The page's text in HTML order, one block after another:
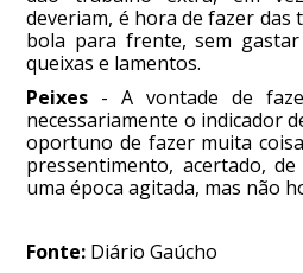
deveriam, é hora de fazer das
bola para frente, sem gastar
queixas e lamentos.
Peixes - A vontade de
necessariamente o indicador
oportuno de fazer muita
pressentimento, acertado,
uma época agitada, mas não
Fonte: Diário Gaúcho